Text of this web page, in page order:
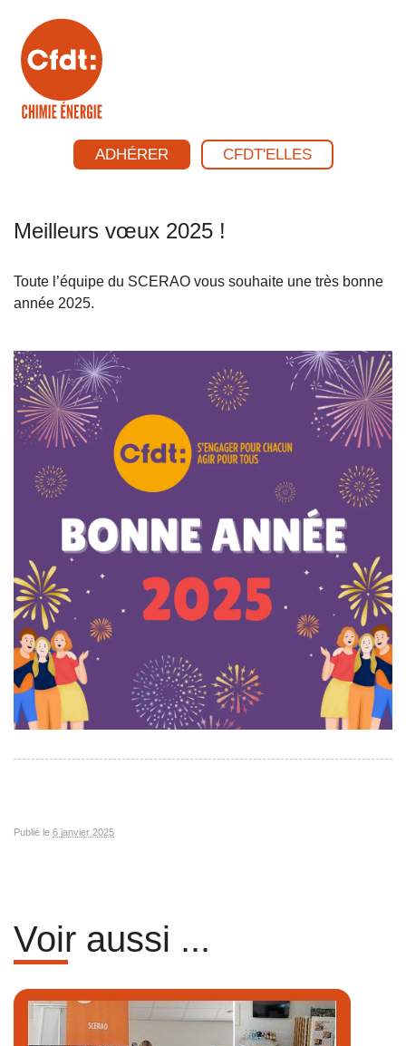
ADHÉRER CFDT'ELLES
Meilleurs vœux 2025 !
Toute l’équipe du SCERAO vous souhaite une très bonne
année 2025.
Publié le 6 janvier 2025
Voir aussi ...